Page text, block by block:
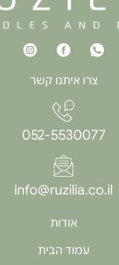
צרו איתנו קשר
052-5530077
info@ruzilia.co.il
אודות
עמוד הבית